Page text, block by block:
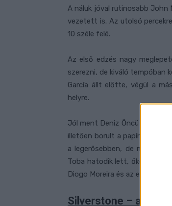
A náluk jóval rutinosabb John
vezetett is. Az utolsó
10 széle felé.
Az első edzés nagy
szerezni, de kiváló tempóban
García állt előtte, végül a
helyre.
Jól ment Deniz Öncü is, aki a
illetően borult a papírforma,
a legerősebben, de még a
Toba hatodik lett, őket
Diogo Moreira és az egy ideig
Silverstone – az